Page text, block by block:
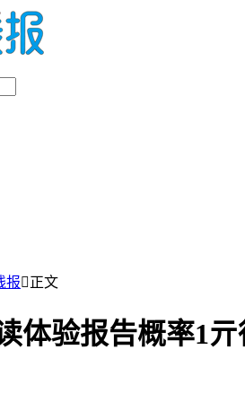
报正文
体验报告概率1